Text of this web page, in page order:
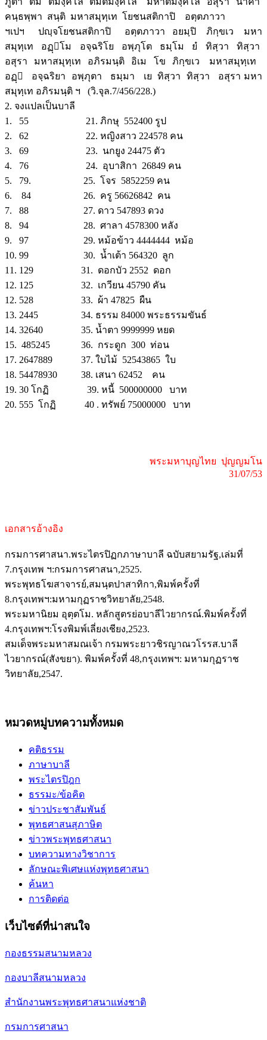
คนฺธพฺพา สนฺติ มหาสมุทฺเท โยชนสติกาปิ อตฺตภาวา
ฯเปฯ ปญฺจโยชนสติกาปิ อตฺตภาวา อยมฺปิ ภิกฺขเว มหา
สมุทฺเท อฏฺโม อจฺฉริโย อพฺภุโต ธมฺโม ยํ ทิสฺวา ทิสฺวา
อสุรา มหาสมุทฺเท อภิรมนฺติ อิเม โข ภิกฺขเว มหาสมุทฺเท
อฏฺ อจฺฉริยา อพฺภุตา ธมฺมา เย ทิสฺวา ทิสฺวา อสุรา มหา
สมุทฺเท อภิรมนฺติ ฯ (วิ.จุล.7/456/228.)
2. จงแปลเป็นบาลี
1. 55 21. ภิกษุ 552400 รูป
2. 62 22. หญิงสาว 224578 คน
3. 69 23. นกยูง 24475 ตัว
4. 76 24. อุบาสิกา 26849 คน
5. 79. 25. โจร 5852259 คน
6. 84 26. ครู 56626842 คน
7. 88 27. ดาว 547893 ดวง
8. 94 28. ศาลา 4578300 หลัง
9. 97 29. หม้อข้าว 4444444 หม้อ
10. 99 30. น้ำเต้า 564320 ลูก
11. 129 31. ดอกบัว 2552 ดอก
12. 125 32. เกวียน 45790 คัน
12. 528 33. ผ้า 47825 ผืน
13. 2445 34. ธรรม 84000 พระธรรมขันธ์
14. 32640 35. น้ำตา 9999999 หยด
15. 485245 36. กระดูก 300 ท่อน
17. 2647889 37. ใบไม้ 52543865 ใบ
18. 54478930 38. เสนา 62452 คน
19. 30 โกฏิ 39. หนี้ 500000000 บาท
20. 555 โกฏิ 40 . ทรัพย์ 75000000 บาท
พระมหาบุญไทย ปุญญมโน
31/07/53
เอกสารอ้างอิง
กรมการศาสนา.พระไตรปิฏกภาษาบาลี ฉบับสยามรัฐ,เล่มที่
7.กรุงเทพ ฯ:กรมการศาสนา,2525.
พระพุทธโฆสาจารย์,สมนฺตปาสาทิกา,พิมพ์ครั้งที่
8.กรุงเทพฯ:มหามกุฏราชวิทยาลัย,2548.
พระมหานิยม อุตฺตโม. หลักสูตรย่อบาลีไวยากรณ์.พิมพ์ครั้งที่
4.กรุงเทพฯ:โรงพิมพ์เลี่ยงเชียง,2523.
สมเด็จพระมหาสมณเจ้า กรมพระยาวชิรญาณวโรรส.บาลี
ไวยากรณ์(สังขยา). พิมพ์ครั้งที่ 48,กรุงเทพฯ: มหามกุฏราช
วิทยาลัย,2547.
หมวดหมู่บทความทั้งหมด
คติธรรม
ภาษาบาลี
พระไตรปิฎก
ธรรมะ/ข้อคิด
ข่าวประชาสัมพันธ์
พุทธศาสนสุภาษิต
ข่าวพระพุทธศาสนา
บทความทางวิชาการ
ลักษณะพิเศษแห่งพุทธศาสนา
ค้นหา
การติดต่อ
เว็บไซต์ที่น่าสนใจ
กองธรรมสนามหลวง
กองบาลีสนามหลวง
สำนักงานพระพุทธศาสนาแห่งชาติ
กรมการศาสนา